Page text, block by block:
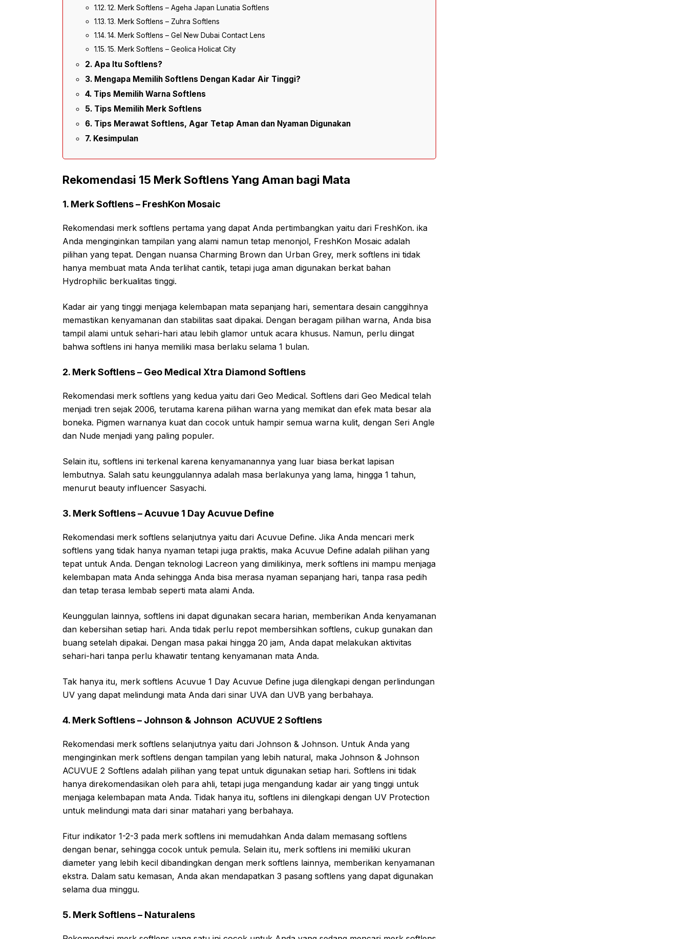
12. Merk Softlens – Ageha Japan Lunatia Softlens
13. Merk Softlens – Zuhra Softlens
14. Merk Softlens – Gel New Dubai Contact Lens
15. Merk Softlens – Geolica Holicat City
Apa Itu Softlens?
Mengapa Memilih Softlens Dengan Kadar Air Tinggi?
Tips Memilih Warna Softlens
Tips Memilih Merk Softlens
Tips Merawat Softlens, Agar Tetap Aman dan Nyaman Digunakan
Kesimpulan
Rekomendasi 15 Merk Softlens Yang Aman bagi Mata
1. Merk Softlens – FreshKon Mosaic
Rekomendasi merk softlens pertama yang dapat Anda pertimbangkan yaitu dari FreshKon. ika
Anda menginginkan tampilan yang alami namun tetap menonjol, FreshKon Mosaic adalah
pilihan yang tepat. Dengan nuansa Charming Brown dan Urban Grey, merk softlens ini tidak
hanya membuat mata Anda terlihat cantik, tetapi juga aman digunakan berkat bahan
Hydrophilic berkualitas tinggi.
Kadar air yang tinggi menjaga kelembapan mata sepanjang hari, sementara desain canggihnya
memastikan kenyamanan dan stabilitas saat dipakai. Dengan beragam pilihan warna, Anda bisa
tampil alami untuk sehari-hari atau lebih glamor untuk acara khusus. Namun, perlu diingat
bahwa softlens ini hanya memiliki masa berlaku selama 1 bulan.
2. Merk Softlens – Geo Medical Xtra Diamond Softlens
Rekomendasi merk softlens yang kedua yaitu dari Geo Medical. Softlens dari Geo Medical telah
menjadi tren sejak 2006, terutama karena pilihan warna yang memikat dan efek mata besar ala
boneka. Pigmen warnanya kuat dan cocok untuk hampir semua warna kulit, dengan Seri Angle
dan Nude menjadi yang paling populer.
Selain itu, softlens ini terkenal karena kenyamanannya yang luar biasa berkat lapisan
lembutnya. Salah satu keunggulannya adalah masa berlakunya yang lama, hingga 1 tahun,
menurut beauty influencer Sasyachi.
3. Merk Softlens – Acuvue 1 Day Acuvue Define
Rekomendasi merk softlens selanjutnya yaitu dari Acuvue Define. Jika Anda mencari merk
softlens yang tidak hanya nyaman tetapi juga praktis, maka Acuvue Define adalah pilihan yang
tepat untuk Anda. Dengan teknologi Lacreon yang dimilikinya, merk softlens ini mampu menjaga
kelembapan mata Anda sehingga Anda bisa merasa nyaman sepanjang hari, tanpa rasa pedih
dan tetap terasa lembab seperti mata alami Anda.
Keunggulan lainnya, softlens ini dapat digunakan secara harian, memberikan Anda kenyamanan
dan kebersihan setiap hari. Anda tidak perlu repot membersihkan softlens, cukup gunakan dan
buang setelah dipakai. Dengan masa pakai hingga 20 jam, Anda dapat melakukan aktivitas
sehari-hari tanpa perlu khawatir tentang kenyamanan mata Anda.
Tak hanya itu, merk softlens Acuvue 1 Day Acuvue Define juga dilengkapi dengan perlindungan
UV yang dapat melindungi mata Anda dari sinar UVA dan UVB yang berbahaya.
4. Merk Softlens – Johnson & Johnson ACUVUE 2 Softlens
Rekomendasi merk softlens selanjutnya yaitu dari Johnson & Johnson. Untuk Anda yang
menginginkan merk softlens dengan tampilan yang lebih natural, maka Johnson & Johnson
ACUVUE 2 Softlens adalah pilihan yang tepat untuk digunakan setiap hari. Softlens ini tidak
hanya direkomendasikan oleh para ahli, tetapi juga mengandung kadar air yang tinggi untuk
menjaga kelembapan mata Anda. Tidak hanya itu, softlens ini dilengkapi dengan UV Protection
untuk melindungi mata dari sinar matahari yang berbahaya.
Fitur indikator 1-2-3 pada merk softlens ini memudahkan Anda dalam memasang softlens
dengan benar, sehingga cocok untuk pemula. Selain itu, merk softlens ini memiliki ukuran
diameter yang lebih kecil dibandingkan dengan merk softlens lainnya, memberikan kenyamanan
ekstra. Dalam satu kemasan, Anda akan mendapatkan 3 pasang softlens yang dapat digunakan
selama dua minggu.
5. Merk Softlens – Naturalens